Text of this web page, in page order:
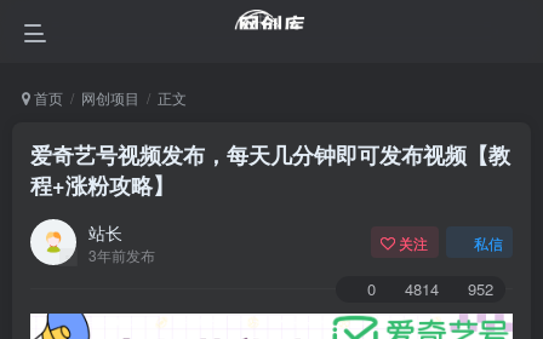
首页 网创项目 正文
爱奇艺号视频发布，每天几分钟即可发布视频【教
程+涨粉攻略】
站长
3年前发布
关注 私信
0 4814 952